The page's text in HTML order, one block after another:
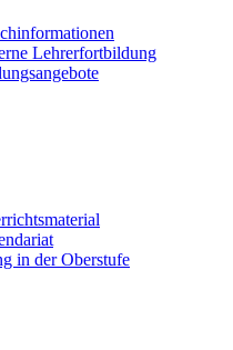
Lehrerfortbildung
in der Oberstufe